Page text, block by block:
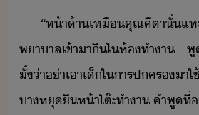
“​ห้า้า​เหื​คุณ​คีตา​ั่แ
พาาล​เข้าา​ิใ​ห้ทำา​
ั้​่า​่า​เา​เ็​ใ​ารปคร​า​
า​หุ​ื​ห้า​โต๊ะทำา​ ​คำพู​ที่​